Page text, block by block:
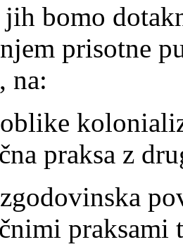
jih bomo
prisotne
na:
praksa z
praksami